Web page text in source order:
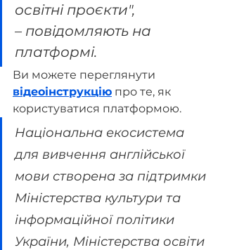
освітні проєкти",
– повідомляють на
платформі.
Ви можете переглянути
відеоінструкцію про те, як
користуватися платформою.
Національна екосистема
для вивчення англійської
мови створена за підтримки
Міністерства культури та
інформаційної політики
України, Міністерства освіти